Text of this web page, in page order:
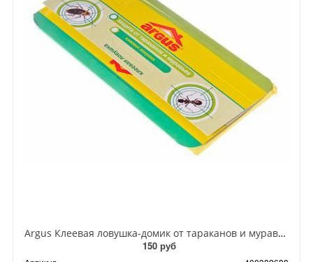
Argus Клеевая ловушка-домик от тараканов и муравьев
150 руб